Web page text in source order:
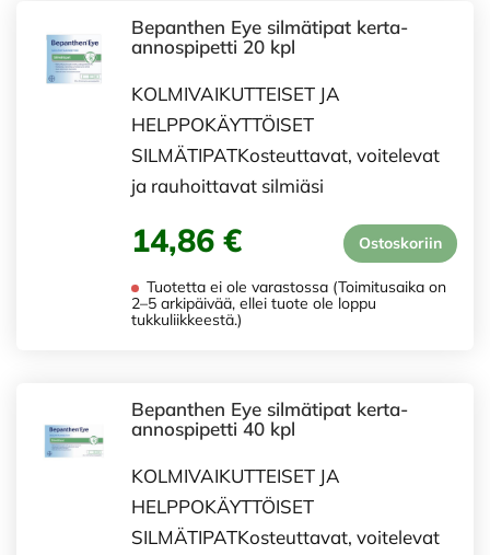
Bepanthen Eye silmätipat kerta-
annospipetti 20 kpl
KOLMIVAIKUTTEISET JA
HELPPOKÄYTTÖISET
SILMÄTIPATKosteuttavat, voitelevat
ja rauhoittavat silmiäsi
14,86 € Ostoskoriin
Tuotetta ei ole varastossa (Toimitusaika on
2–5 arkipäivää, ellei tuote ole loppu
tukkuliikkeestä.)
Bepanthen Eye silmätipat kerta-
annospipetti 40 kpl
KOLMIVAIKUTTEISET JA
HELPPOKÄYTTÖISET
SILMÄTIPATKosteuttavat, voitelevat